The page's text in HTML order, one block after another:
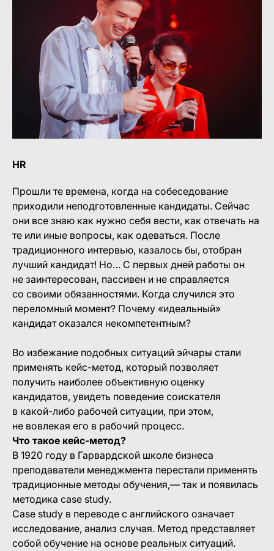
HR
Прошли те времена, когда на собеседование
приходили неподготовленные кандидаты. Сейчас
они все знаю как нужно себя вести, как отвечать на
те или иные вопросы, как одеваться. После
традиционного интервью, казалось бы, отобран
лучший кандидат! Но… С первых дней работы он
не заинтересован, пассивен и не справляется
со своими обязанностями. Когда случился это
переломный момент? Почему «идеальный»
кандидат оказался некомпетентным?
Во избежание подобных ситуаций эйчары стали
применять кейс-метод, который позволяет
получить наиболее объективную оценку
кандидатов, увидеть поведение соискателя
в какой-либо рабочей ситуации, при этом,
не вовлекая его в рабочий процесс.
Что такое кейс-метод?
В 1920 году в Гарвардской школе бизнеса
преподаватели менеджмента перестали применять
традиционные методы обучения,— так и появилась
методика case study.
Сase study в переводе с английского означает
исследование, анализ случая. Метод представляет
собой обучение на основе реальных ситуаций.